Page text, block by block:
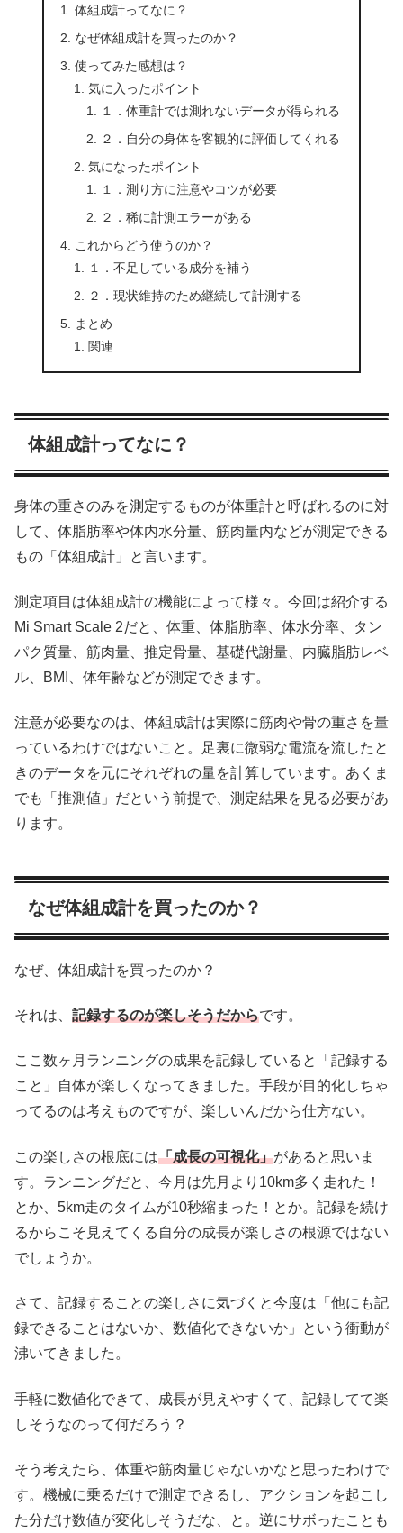
体組成計ってなに？
なぜ体組成計を買ったのか？
使ってみた感想は？
気に入ったポイント
１．体重計では測れないデータが得られる
２．自分の身体を客観的に評価してくれる
気になったポイント
１．測り方に注意やコツが必要
２．稀に計測エラーがある
これからどう使うのか？
１．不足している成分を補う
２．現状維持のため継続して計測する
まとめ
関連
体組成計ってなに？
身体の重さのみを測定するものが体重計と呼ばれるのに対
して、体脂肪率や体内水分量、筋肉量内などが測定できる
もの「体組成計」と言います。
測定項目は体組成計の機能によって様々。今回は紹介する
Mi Smart Scale 2だと、体重、体脂肪率、体水分率、タン
パク質量、筋肉量、推定骨量、基礎代謝量、内臓脂肪レベ
ル、BMI、体年齢などが測定できます。
注意が必要なのは、体組成計は実際に筋肉や骨の重さを量
っているわけではないこと。足裏に微弱な電流を流したと
きのデータを元にそれぞれの量を計算しています。あくま
でも「推測値」だという前提で、測定結果を見る必要があ
ります。
なぜ体組成計を買ったのか？
なぜ、体組成計を買ったのか？
それは、 記録するのが楽しそうだからです。
ここ数ヶ月ランニングの成果を記録していると「記録する
こと」自体が楽しくなってきました。手段が目的化しちゃ
ってるのは考えものですが、楽しいんだから仕方ない。
この楽しさの根底には「成長の可視化」があると思いま
す。ランニングだと、今月は先月より10km多く走れた！
とか、5km走のタイムが10秒縮まった！とか。記録を続け
るからこそ見えてくる自分の成長が楽しさの根源ではない
でしょうか。
さて、記録することの楽しさに気づくと今度は「他にも記
録できることはないか、数値化できないか」という衝動が
沸いてきました。
手軽に数値化できて、成長が見えやすくて、記録してて楽
しそうなのって何だろう？
そう考えたら、体重や筋肉量じゃないかなと思ったわけで
す。機械に乗るだけで測定できるし、アクションを起こし
た分だけ数値が変化しそうだな、と。逆にサボったことも